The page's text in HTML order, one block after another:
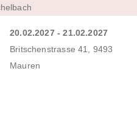
20.02.2027 - 21.02.2027
Britschenstrasse 41, 9493
Mauren